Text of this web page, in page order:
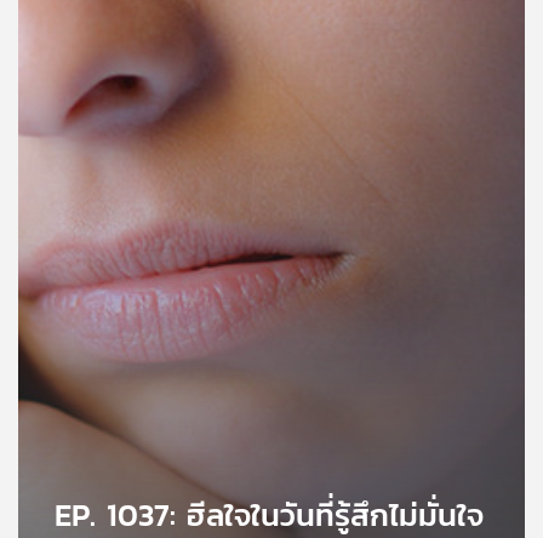
กิจกรรม
ข่าย
วิทยุ
ไทย
EP. 1037: ฮีลใจในวันที่รู้สึกไม่มั่นใจ